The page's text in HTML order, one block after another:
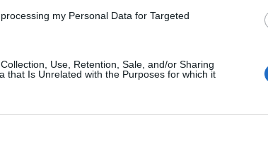
my Personal Data for Targeted
Use, Retention, Sale, and/or Sharing
that Is Unrelated with the Purposes for which it
€ 2.367,36 €
Al Carrito
con confianza,
7.999,00 €
 Añadir Al Carrito